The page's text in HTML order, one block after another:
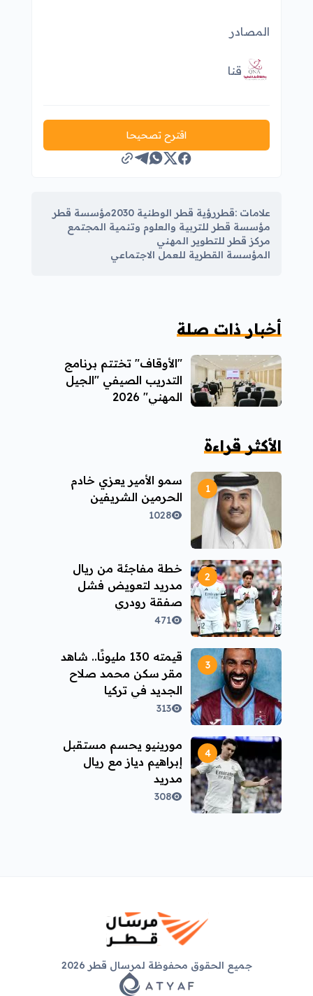
المصادر
قنا
اقترح تصحيحا
علامات :قطررؤية قطر الوطنية 2030
مؤسسة قطر
مؤسسة قطر للتربية والعلوم وتنمية المجتمع
مركز قطر للتطوير المهني
المؤسسة القطرية للعمل الاجتماعي
أخبار ذات صلة
"الأوقاف" تختتم برنامج
التدريب الصيفي "الجيل
المهني" 2026
الأكثر قراءة
سمو الأمير يعزي خادم
الحرمين الشريفين
1028
خطة مفاجئة من ريال
مدريد لتعويض فشل
صفقة رودري
471
قيمته 130 مليونًا.. شاهد
مقر سكن محمد صلاح
الجديد في تركيا
313
مورينيو يحسم مستقبل
إبراهيم دياز مع ريال
مدريد
308
جميع الحقوق محفوظة لمرسال قطر 2026